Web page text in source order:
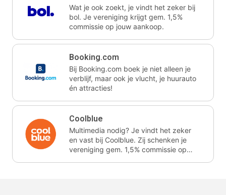
Wat je ook zoekt, je vindt het zeker bij
bol. Je vereniging krijgt gem. 1,5%
commissie op jouw aankoop.
Booking.com
Bij Booking.com boek je niet alleen je
verblijf, maar ook je vlucht, je huurauto
én attracties!
Coolblue
Multimedia nodig? Je vindt het zeker
en vast bij Coolblue. Zij schenken je
vereniging gem. 1,5% commissie op